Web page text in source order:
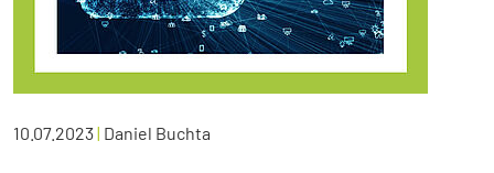
10.07.2023| Daniel Buchta